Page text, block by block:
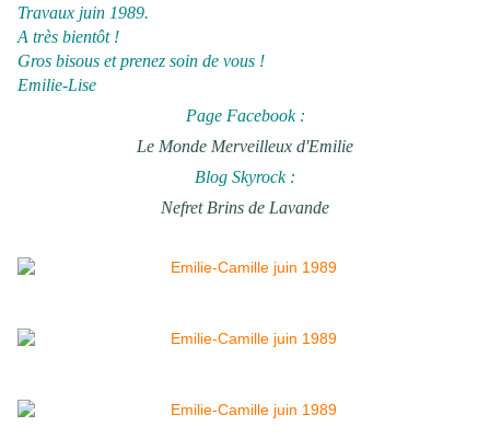
Travaux juin 1989.
A très bientôt !
Gros bisous et prenez soin de vous !
Emilie-Lise
Page Facebook :
Le Monde Merveilleux d'Emilie
Blog Skyrock :
Nefret Brins de Lavande